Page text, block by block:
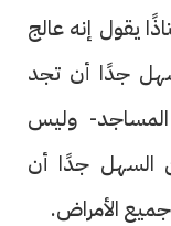
يقول إنه عالج
جدًا أن تجد
وليس
السهل جدًا أن
الأمراض.